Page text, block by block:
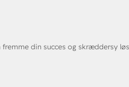
din succes og skræddersy